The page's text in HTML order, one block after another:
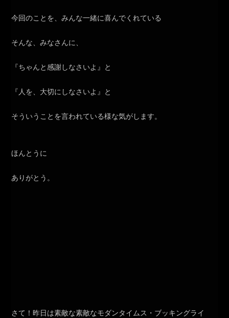
今回のことを、みんな一緒に喜んでくれている
そんな、みなさんに、
『ちゃんと感謝しなさいよ』と
『人を、大切にしなさいよ』と
そういうことを言われている様な気がします。
ほんとうに
ありがとう。
さて！昨日は素敵な素敵なモダンタイムス・ブッキングライ